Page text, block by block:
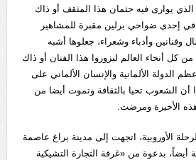
يوارى فيه جثمان هذا المثقف أو ذاك
في إحدى ضواحي برلين مقبرة للمشاهير
وأدباء وشعراء، جعلوها أشبه
كل أنحاء العالم ليزوروا هذا الفنان أو ذاك
الدولة الألمانية والإنسان الألماني على
الشعوب تحيا بالثقافة وتموت أيضا من
هذه الأخيرة ومرضت.
الأوروبية، اتجهت إلى مدينة براغ عاصمة
أيضاً، بدعوة من «غرفة التجارة التشيكية